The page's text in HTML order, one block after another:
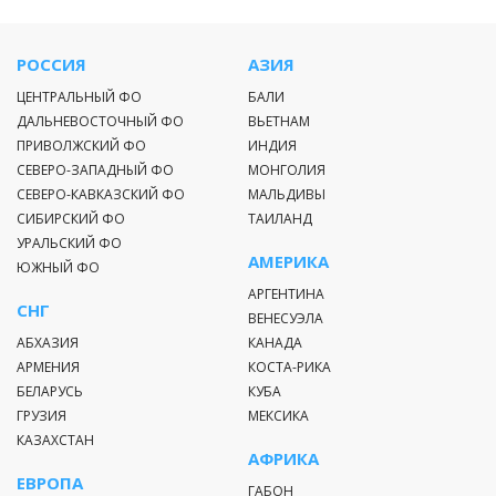
должномаксимально совпадать с предлагаемым
временем в меню. В дни радиальных выходов и таёжных
путешествий время подачи блюд может быть изменено
по общему решению всех участников экспедиции
Старт экспедиции из г. Нягани. Перелёт 2ч 05 мин.
Прибытие. Посадка на галечно-грунтовой косе берега реки
Тыкотлова. Обустройство стационарного базового лагеря.
16:00 Отдых у реки, адаптация, свободное время.
РОССИЯ
ЦЕНТРАЛЬНЫЙ ФО
ДАЛЬНЕВОСТОЧНЫЙ ФО
ПРИВОЛЖСКИЙ ФО
СЕВЕРО-ЗАПАДНЫЙ ФО
СЕВЕРО-КАВКАЗСКИЙ ФО
СИБИРСКИЙ ФО
УРАЛЬСКИЙ ФО
ЮЖНЫЙ ФО
СНГ
АБХАЗИЯ
АРМЕНИЯ
БЕЛАРУСЬ
ГРУЗИЯ
КАЗАХСТАН
ЕВРОПА
АЗИЯ
БАЛИ
ВЬЕТНАМ
ИНДИЯ
МОНГОЛИЯ
МАЛЬДИВЫ
ТАИЛАНД
АМЕРИКА
АРГЕНТИНА
ВЕНЕСУЭЛА
КАНАДА
КОСТА-РИКА
КУБА
МЕКСИКА
АФРИКА
ГАБОН